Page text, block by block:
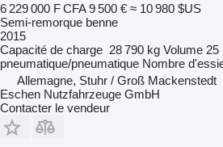
6 229 000 F CFA 9 500 € ≈ 10 980 $US
Semi-remorque benne
2015
Capacité de charge 28 790 kg Volume 25
pneumatique/pneumatique Nombre
Allemagne, Stuhr / Groß Mackenstedt
Eschen Nutzfahrzeuge GmbH
Contacter le vendeur